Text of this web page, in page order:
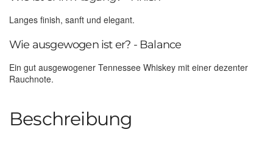
Langes finish, sanft und elegant.
Wie ausgewogen ist er? - Balance
Ein gut ausgewogener Tennessee Whiskey mit einer dezenter
Rauchnote.
Beschreibung